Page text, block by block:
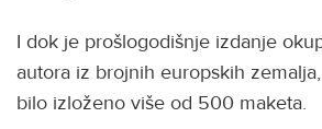
I dok je prošlogodišnje izdanje
autora iz brojnih europskih
bilo izloženo više od 500 maketa.